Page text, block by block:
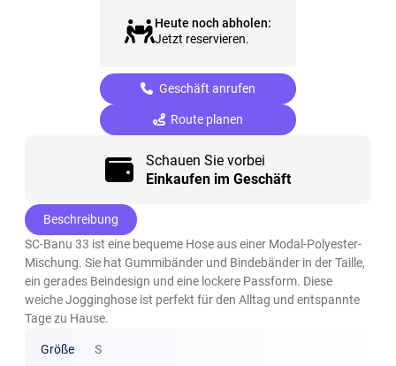
Heute noch abholen:
Jetzt reservieren.
Geschäft anrufen
Route planen
Schauen Sie vorbei
Einkaufen im Geschäft
Beschreibung
SC-Banu 33 ist eine bequeme Hose aus einer Modal-Polyester-
Mischung. Sie hat Gummibänder und Bindebänder in der Taille,
ein gerades Beindesign und eine lockere Passform. Diese
weiche Jogginghose ist perfekt für den Alltag und entspannte
Tage zu Hause.
Größe S